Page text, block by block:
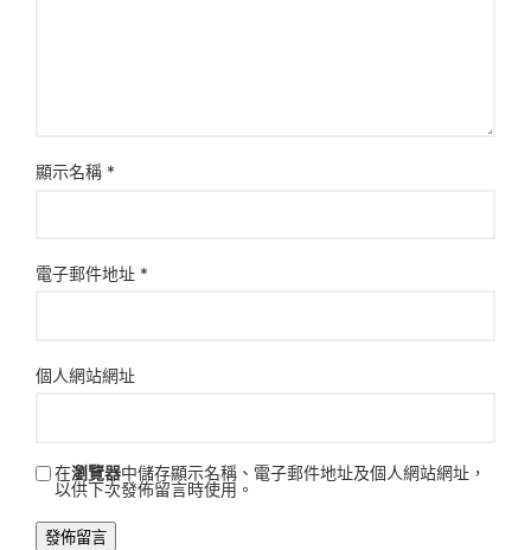
顯示名稱 *
電子郵件地址 *
個人網站網址
在瀏覽器中儲存顯示名稱、電子郵件地址及個人網站網址，
以供下次發佈留言時使用。